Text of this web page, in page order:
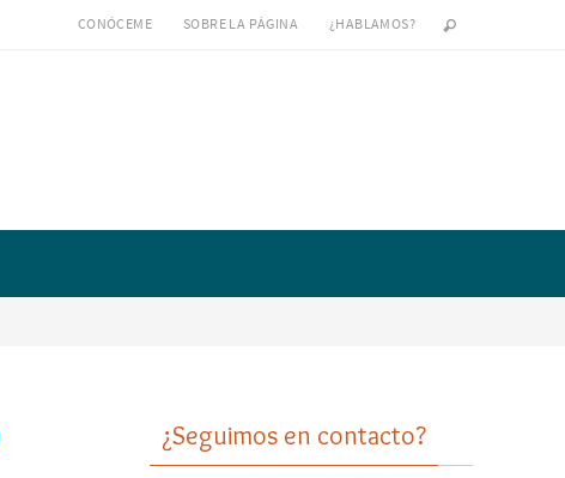
CONÓCEME SOBRE LA PÁGINA ¿HABLAMOS?
¿Seguimos en contacto?